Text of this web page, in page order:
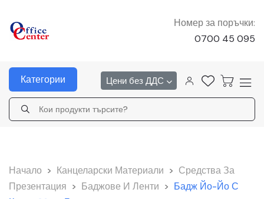
Номер за поръчки:
0700 45 095
Категории Цени без ДДС
Начало > Канцеларски Материали > Средства За
Презентация > Баджове И Ленти > Бадж Йо-Йо С